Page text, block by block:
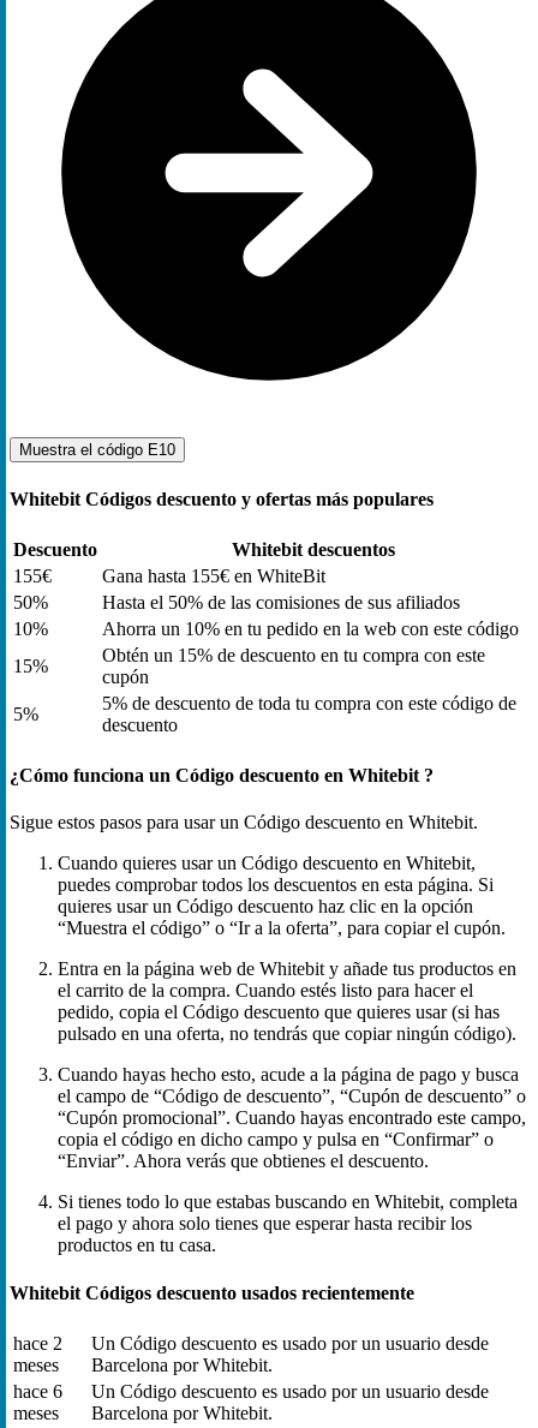
Muestra el código E10
Whitebit Códigos descuento y ofertas más populares
Descuento
Whitebit descuentos
155€
Gana hasta 155€ en WhiteBit
50%
Hasta el 50% de las comisiones de sus afiliados
10%
Ahorra un 10% en tu pedido en la web con este código
15%
Obtén un 15% de descuento en tu compra con este
cupón
5%
5% de descuento de toda tu compra con este código de
descuento
¿Cómo funciona un Código descuento en Whitebit ?
Sigue estos pasos para usar un Código descuento en Whitebit.
Cuando quieres usar un Código descuento en Whitebit,
puedes comprobar todos los descuentos en esta página. Si
quieres usar un Código descuento haz clic en la opción
“Muestra el código” o “Ir a la oferta”, para copiar el cupón.
Entra en la página web de Whitebit y añade tus productos en
el carrito de la compra. Cuando estés listo para hacer el
pedido, copia el Código descuento que quieres usar (si has
pulsado en una oferta, no tendrás que copiar ningún código).
Cuando hayas hecho esto, acude a la página de pago y busca
el campo de “Código de descuento”, “Cupón de descuento” o
“Cupón promocional”. Cuando hayas encontrado este campo,
copia el código en dicho campo y pulsa en “Confirmar” o
“Enviar”. Ahora verás que obtienes el descuento.
Si tienes todo lo que estabas buscando en Whitebit, completa
el pago y ahora solo tienes que esperar hasta recibir los
productos en tu casa.
Whitebit Códigos descuento usados recientemente
hace 2
meses
Un Código descuento es usado por un usuario desde
Barcelona por Whitebit.
hace 6
meses
Un Código descuento es usado por un usuario desde
Barcelona por Whitebit.